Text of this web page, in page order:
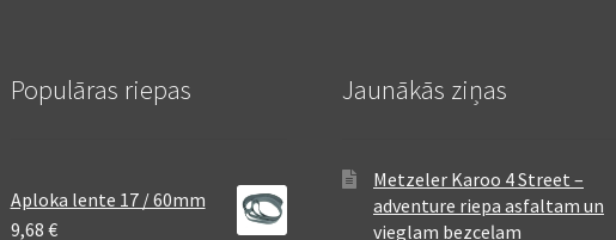
Populāras riepas
Aploka lente 17 / 60mm
9,68 €
Jaunākās ziņas
Metzeler Karoo 4 Street –
adventure riepa asfaltam un
vieglam bezceļam